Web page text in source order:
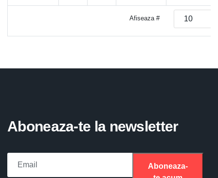
Afiseaza #
Aboneaza-te la newsletter
Aboneaza-